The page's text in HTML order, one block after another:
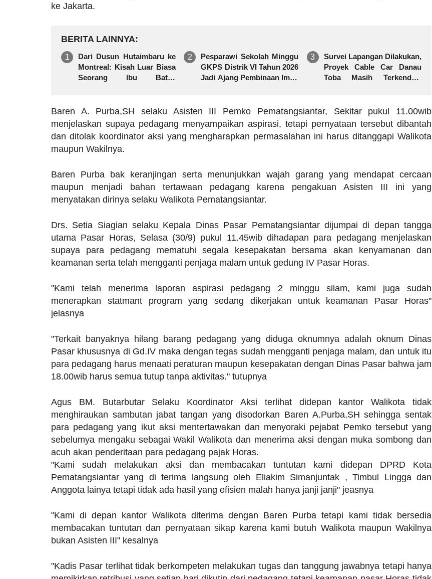
ke Jakarta.
BERITA LAINNYA
Dari Dusun Hutaimbaru ke
Montreal: Kisah Luar Biasa
Seorang Ibu Batak
Orang
Pesparawi Sekolah Minggu
GKPS Distrik VI Tahun 2026
Jadi Ajang Pembinaan Iman
Survei Lapangan Dilakukan,
Proyek Cable Car Danau
Toba Masih Terkendala
Baren A. Purba,SH selaku Asisten III Pemko Pematangsiantar, Sekitar pukul 11.00wib
menjelaskan supaya pedagang menyampaikan aspirasi, tetapi pernyataan tersebut dibantah
dan ditolak koordinator aksi yang mengharapkan permasalahan ini harus ditanggapi Walikota
maupun Wakilnya.
Baren Purba bak keranjingan serta menunjukkan wajah garang yang mendapat cercaan
maupun menjadi bahan tertawaan pedagang karena pengakuan Asisten III ini yang
menyatakan dirinya selaku Walikota Pematangsiantar.
Drs. Setia Siagian selaku Kepala Dinas Pasar Pematangsiantar dijumpai di depan tangga
utama Pasar Horas, Selasa (30/9) pukul 11.45wib dihadapan para pedagang menjelaskan
supaya para pedagang mematuhi segala kesepakatan bersama akan kenyamanan dan
keamanan serta telah mengganti penjaga malam untuk gedung IV Pasar Horas.
"Kami telah menerima laporan aspirasi pedagang 2 minggu silam, kami juga sudah
menerapkan statmant program yang sedang dikerjakan untuk keamanan Pasar Horas"
jelasnya
"Terkait banyaknya hilang barang pedagang yang diduga oknumnya adalah oknum Dinas
Pasar khususnya di Gd.IV maka dengan tegas sudah mengganti penjaga malam, dan untuk itu
para pedagang harus menaati peraturan maupun kesepakatan dengan Dinas Pasar bahwa jam
18.00wib harus semua tutup tanpa aktivitas." tutupnya
Agus BM. Butarbutar Selaku Koordinator Aksi terlihat didepan kantor Walikota tidak
menghiraukan sambutan jabat tangan yang disodorkan Baren A.Purba,SH sehingga sentak
para pedagang yang ikut aksi mentertawakan dan menyoraki pejabat Pemko tersebut yang
sebelumya mengaku sebagai Wakil Walikota dan menerima aksi dengan muka sombong dan
acuh akan penderitaan para pedagang pajak Horas.
"Kami sudah melakukan aksi dan membacakan tuntutan kami didepan DPRD Kota
Pematangsiantar yang di terima langsung oleh Eliakim Simanjuntak , Timbul Lingga dan
Anggota lainya tetapi tidak ada hasil yang efisien malah hanya janji janji" jeasnya
"Kami di depan kantor Walikota diterima dengan Baren Purba tetapi kami tidak bersedia
membacakan tuntutan dan pernyataan sikap karena kami butuh Walikota maupun Wakilnya
bukan Asisten III" kesalnya
"Kadis Pasar terlihat tidak berkompeten melakukan tugas dan tanggung jawabnya tetapi hanya